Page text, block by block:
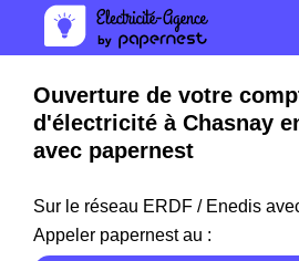
Ouverture de votre
d'électricité à Chasnay
avec papernest
Sur le réseau ERDF / Enedis
Appeler papernest au :